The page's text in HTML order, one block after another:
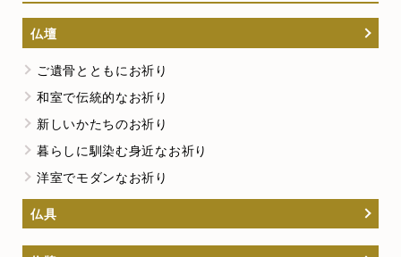
仏壇
ご遺骨とともにお祈り
和室で伝統的なお祈り
新しいかたちのお祈り
暮らしに馴染む身近なお祈り
洋室でモダンなお祈り
仏具